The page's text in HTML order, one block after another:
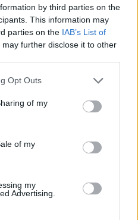
by third parties on the
This information may
parties on the IAB’s List of
may further disclose it to other
Opt Outs
of my
of my
my
Advertising.
spekulálni.
mindig - most is felhívjuk a
két elemzői becslés
igazából a
mutatja, ami az alábbi
hiszen 35%-kal
mint duplázta...
hírarchívumához
előfizetéses